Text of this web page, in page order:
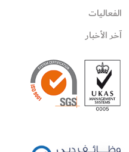
الفعاليات
آخر الأخبار